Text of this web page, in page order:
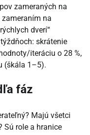
zameraných na
zameraním na
dverí“
skrátenie
iteráciu o 28 %,
(škála 1–5).
fáz
Majú všetci
Sú role a hranice